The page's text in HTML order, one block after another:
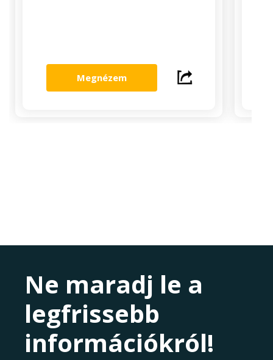
Megnézem
Ne maradj le a
legfrissebb
információkról!